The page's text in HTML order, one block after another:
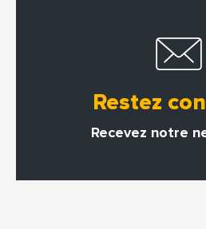
Restez
Recevez notre